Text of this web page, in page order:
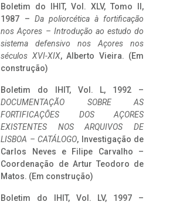
Boletim do IHIT, Vol. XLV, Tomo II,
1987 – Da poliorcética à fortificação
nos Açores – Introdução ao estudo do
sistema defensivo nos Açores nos
séculos XVI-XIX, Alberto Vieira. (Em
construção)
Boletim do IHIT, Vol. L, 1992 –
DOCUMENTAÇÃO SOBRE AS
FORTIFICAÇÕES DOS AÇORES
EXISTENTES NOS ARQUIVOS DE
LISBOA – CATÁLOGO, Investigação de
Carlos Neves e Filipe Carvalho –
Coordenação de Artur Teodoro de
Matos. (Em construção)
Boletim do IHIT, Vol. LV, 1997 –